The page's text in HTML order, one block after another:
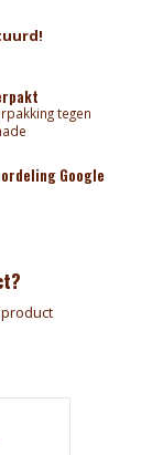
tegen
Google